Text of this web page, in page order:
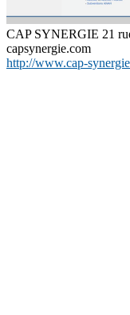
CAP SYNERGIE 21
capsynergie.com
http://www.cap-